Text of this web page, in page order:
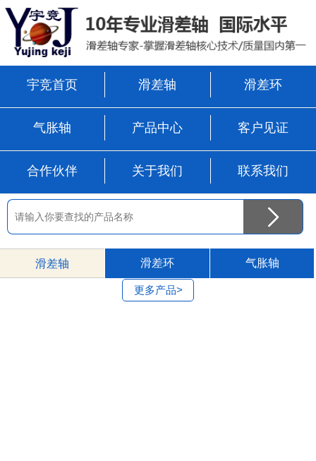
宇竞首页 滑差轴 滑差环
气胀轴 产品中心 客户见证
合作伙伴 关于我们 联系我们
滑差轴 滑差环 气胀轴
更多产品>